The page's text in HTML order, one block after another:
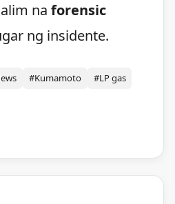
na forensic
ng insidente.
#Kumamoto
#LP gas